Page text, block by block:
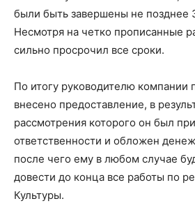
были быть завершены не позднее
Несмотря на четко прописанные
сильно просрочил все сроки.
По итогу руководителю компании
внесено предоставление, в
рассмотрения которого он был
ответственности и обложен
после чего ему в любом случае
довести до конца все работы по
Культуры.